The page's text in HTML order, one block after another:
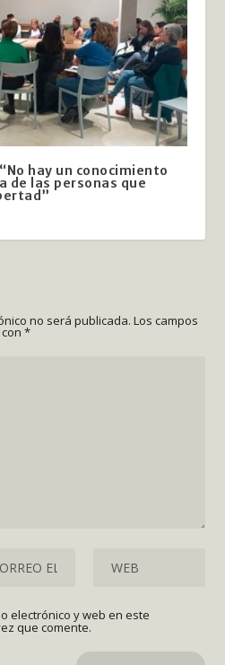
hay un conocimiento
de las personas que
no será publicada. Los campos
con*
electrónico y web en este
que comente.